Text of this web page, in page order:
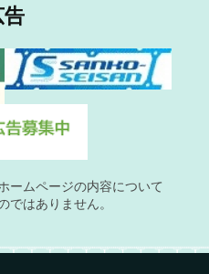
告
ームページの内容について
ではありません。